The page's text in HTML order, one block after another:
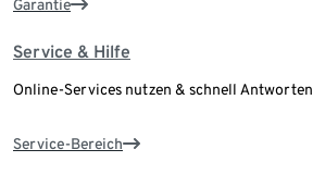
Garantie
Service & Hilfe
Online-Services nutzen & schnell
Service-Bereich